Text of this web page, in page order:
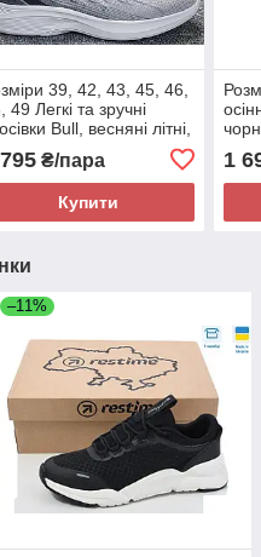
39, 42, 43, 45, 46,
49 Легкі та зручні
Bull, весняні літні,
з піни
₴/пара
Купити
1
–11%